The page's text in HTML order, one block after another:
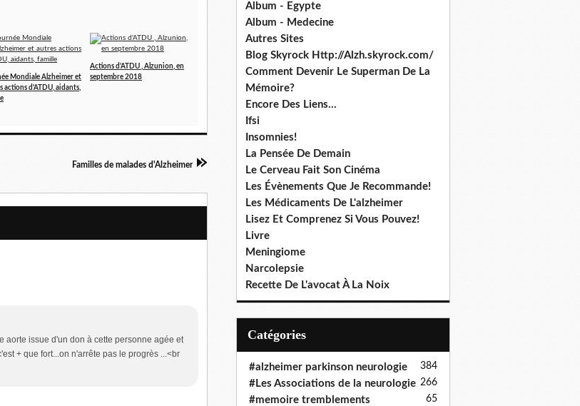
Mondiale Alzheimer et
actions d'ATDU, aidants,
Actions d'ATDU , Alzunion, en
septembre 2018
Familles de malades d'Alzheimer
aorte issue d'un don à cette personne agée et
+ que fort...on n'arrête pas le progrès ...<br
Album - Egypte
Album - Medecine
Autres Sites
Blog Skyrock Http://Alzh.skyrock.com/
Comment Devenir Le Superman De La
Mémoire?
Encore Des Liens...
Ifsi
Insomnies!
La Pensée De Demain
Le Cerveau Fait Son Cinéma
Les Évènements Que Je Recommande!
Les Médicaments De L'alzheimer
Lisez Et Comprenez Si Vous Pouvez!
Livre
Meningiome
Narcolepsie
Recette De L'avocat À La Noix
Catégories
#alzheimer parkinson neurologie 384
#Les Associations de la neurologie 266
#memoire tremblements 65